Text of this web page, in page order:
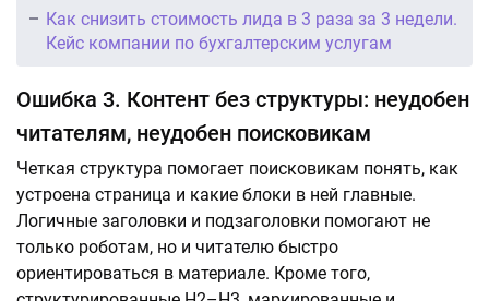
Как снизить стоимость лида в 3 раза за 3 недели.
Кейс компании по бухгалтерским услугам
Ошибка 3. Контент без структуры: неудобен
читателям, неудобен поисковикам
Четкая структура помогает поисковикам понять, как
устроена страница и какие блоки в ней главные.
Логичные заголовки и подзаголовки помогают не
только роботам, но и читателю быстро
ориентироваться в материале. Кроме того,